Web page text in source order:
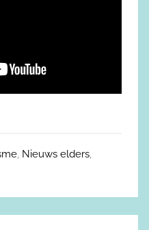
, Nieuws elders,